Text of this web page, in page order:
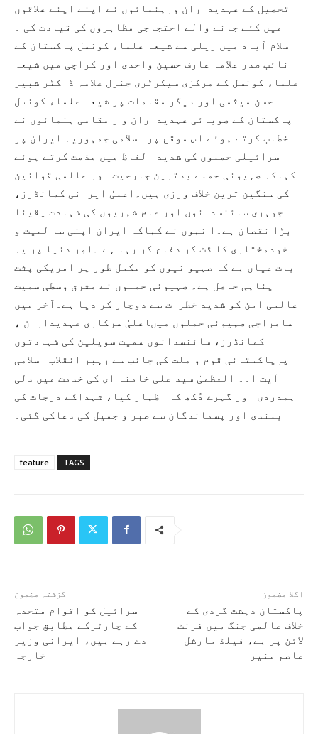
تحصیل کے عہدیداران ورہنمائوں نے اپنے اپنے علاقوں
میں کئے جانے والے احتجاجی مظاہروں کی قیادت کی ۔
اسلام آباد میں ریلی سے شیعہ علماء کونسل پاکستان کے
نائب صدر علامہ عارف حسین واحدی اور کراچی میں شیعہ
علماء کونسل کے مرکزی سیکرٹری جنرل علامہ ڈاکٹر شبیر
حسن میثمی اور دیگر مقامات پر شیعہ علماء کونسل
پاکستان کے صوبائی عہدیداران و ر مقامی ہنمائوں نے
خطاب کرتے ہوئے اس موقع پر اسلامی جمہوریہ ایران پر
اسرائیلی حملوں کی شدید الفاظ میں مذمت کرتے ہوئے
کہاکہ صہیونی حملے بدترین جارحیت اور عالمی قوانین
کی سنگین ترین خلاف ورزی ہیں۔اعلیٰ ایرانی کمانڈرز،
جوہری سائنسدانوں اور عام شہریوں کی شہادت یقینا
بڑا نقصان ہے۔ا نہوں نے کہاکہ ایران اپنی سا لمیت و
خودمختاری کا ڈٹ کر دفاع کر رہا ہے ۔اور دنیا پر یہ
بات عیاں ہے کہ صہیو نیوں کو مکمل طور پر امریکی پشت
پناہی حاصل ہے۔ صہیونی حملوں نے مشرق وسطی سمیت
عالمی امن کو شدید خطرات سے دوچار کر دیا ہے۔آخر میں
سامراجی صہیونی حملوں میںاعلیٰ سرکاری عہدیداران ،
کمانڈرز، سائنسدانوں سمیت سویلین کی شہادتوں
پرپاکستانی قوم و ملت کی جانب سے رہبر انقلاب اسلامی
آیت ا۔۔ العظمیٰ سید علی خامنہ ای کی خدمت میں دلی
ہمدردی اور گہرے دُکھ کا اظہار کیا، شہداکے درجات کی
بلندی اور پسماندگان سے صبر و جمیل کی دعاکی گئی۔
TAGS
feature
گزشتہ مضمون
اسرائیل کو اقوام متحدہ
کے چارٹرکے مطابق جواب
دے رہے ہیں، ایرانی وزیر
خارجہ
اگلا مضمون
پاکستان دہشت گردی کے
خلاف عالمی جنگ میں فرنٹ
لائن پر ہے، فیلڈ مارشل
عاصم منیر